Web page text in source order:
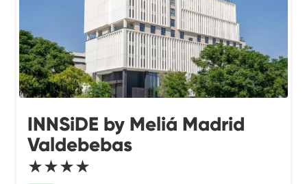
INNSiDE by Meliá Madrid
Valdebebas
★★★★